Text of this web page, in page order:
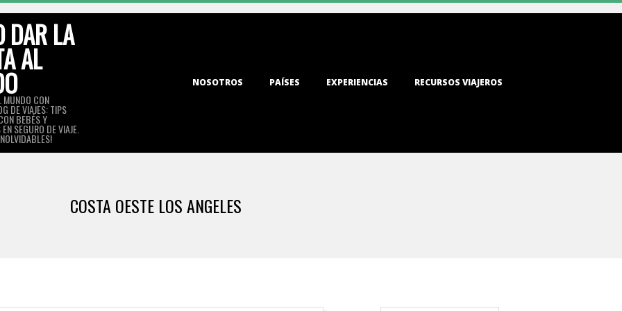
DAR LA
AL
MUNDO CON
DE VIAJES: TIPS
BEBÉS Y
SEGURO DE VIAJE.
NOSOTROS PAÍSES EXPERIENCIAS RECURSOS VIAJEROS
COSTA OESTE LOS ANGELES